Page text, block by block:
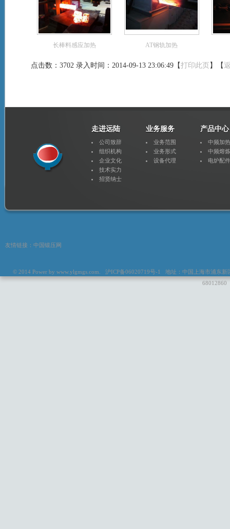
长棒料感应加热 AT钢轨加热
点击数：3702 录入时间：2014-09-13 23:06:49【打印此页 】【
走进远陆
公司致辞
组织机构
企业文化
技术实力
招贤纳士
业务服务
业务范围
业务形式
设备代理
产品中心
中频加
中频熔
电炉配件
友情链接： 中国锻压网
© 2014 Power bywww.ylgmgs.com
. 沪ICP备06020719号-1 地址：中国上海市浦东